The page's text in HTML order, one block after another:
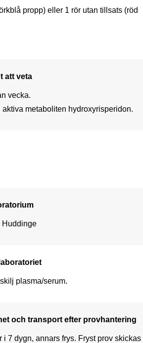
propp) eller 1 rör utan tillsats (röd
att veta
vecka.
metaboliten hydroxyrisperidon.
Huddinge
plasma/serum.
och transport efter provhantering
i 7 dygn, annars frys. Fryst prov skickas